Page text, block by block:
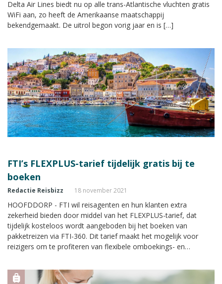
Delta Air Lines biedt nu op alle trans-Atlantische vluchten gratis
WiFi aan, zo heeft de Amerikaanse maatschappij
bekendgemaakt. De uitrol begon vorig jaar en is […]
FTI’s FLEXPLUS-tarief tijdelijk gratis bij te
boeken
Redactie Reisbizz 18 november 2021
HOOFDDORP - FTI wil reisagenten en hun klanten extra
zekerheid bieden door middel van het FLEXPLUS-tarief, dat
tijdelijk kosteloos wordt aangeboden bij het boeken van
pakketreizen via FTI-360. Dit tarief maakt het mogelijk voor
reizigers om te profiteren van flexibele omboekings- en